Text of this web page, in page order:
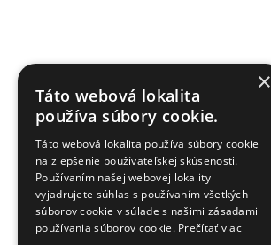
×
Táto webová lokalita
používa súbory cookie.
Táto webová lokalita používa súbory cookie
na zlepšenie používateľskej skúsenosti.
Používaním našej webovej lokality
vyjadrujete súhlas s používaním všetkých
súborov cookie v súlade s našimi zásadami
používania súborov cookie. Prečítať viac